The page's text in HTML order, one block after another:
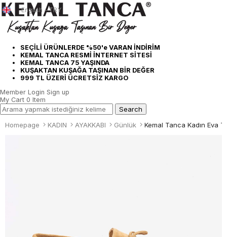
SEÇİLİ ÜRÜNLERDE %50'e VARAN İNDİRİM
KEMAL TANCA RESMİ İNTERNET SİTESİ
KEMAL TANCA 75 YAŞINDA
KUŞAKTAN KUŞAĞA TAŞINAN BİR DEĞER
999 TL ÜZERİ ÜCRETSİZ KARGO
English - TRY
Member Login Sign up
My Cart 0 Item
Homepage KADIN AYAKKABI Günlük Kemal Tanca Kadın Eva